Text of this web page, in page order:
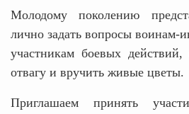
Молодому поколению
лично задать вопросы воинам-
участникам боевых действий,
отвагу и вручить живые цветы.
Приглашаем принять